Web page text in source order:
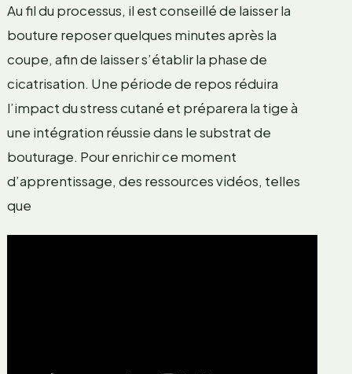
Au fil du processus, il est conseillé de laisser la
bouture reposer quelques minutes après la
coupe, afin de laisser s’établir la phase de
cicatrisation. Une période de repos réduira
l’impact du stress cutané et préparera la tige à
une intégration réussie dans le substrat de
bouturage. Pour enrichir ce moment
d’apprentissage, des ressources vidéos, telles
que